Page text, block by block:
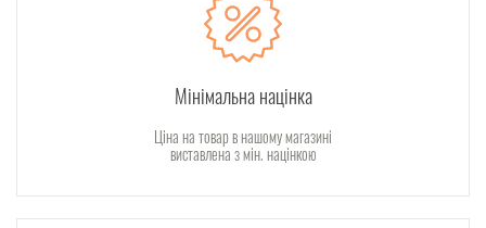
Мінімальна націнка
Ціна на товар в нашому магазині
виставлена з мін. націнкою